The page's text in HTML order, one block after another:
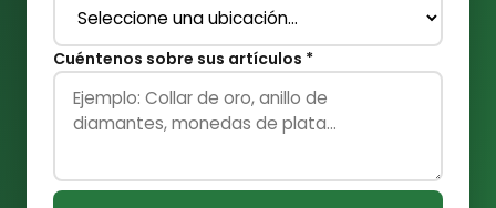
Cuéntenos sobre sus artículos *